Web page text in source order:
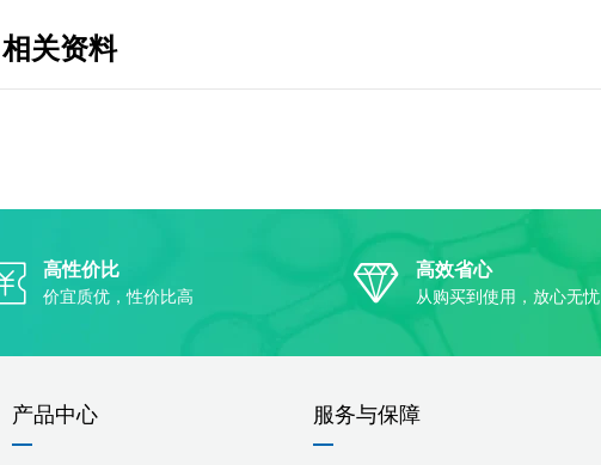
相关资料
高性价比
价宜质优，性价比高
高效省心
从购买到使用，放心无忧
产品中心 服务与保障